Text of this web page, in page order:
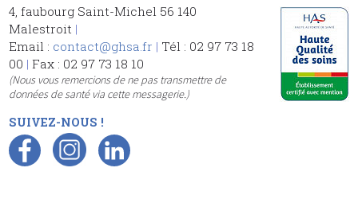
4, faubourg Saint-Michel 56 140
Malestroit |
Email : contact@ghsa.fr | Tél : 02 97 73 18
00 | Fax : 02 97 73 18 10
(Nous vous remercions de ne pas transmettre de
données de santé via cette messagerie.)
SUIVEZ-NOUS !